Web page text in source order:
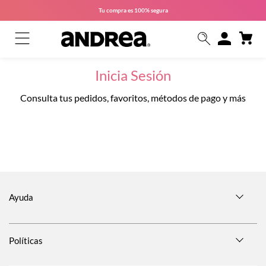
Tu compra es 100% segura
Inicia Sesión
Consulta tus pedidos, favoritos, métodos de pago y más
Ayuda
Políticas